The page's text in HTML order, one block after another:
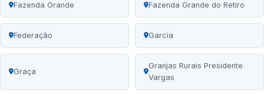
Fazenda Grande Fazenda Grande do Retiro
Federação Garcia
Graça
Granjas Rurais Presidente
Vargas